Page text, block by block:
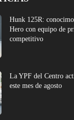
Hunk 125R:
Hero con equipo de
competitivo
La YPF del Centro
este mes de agosto